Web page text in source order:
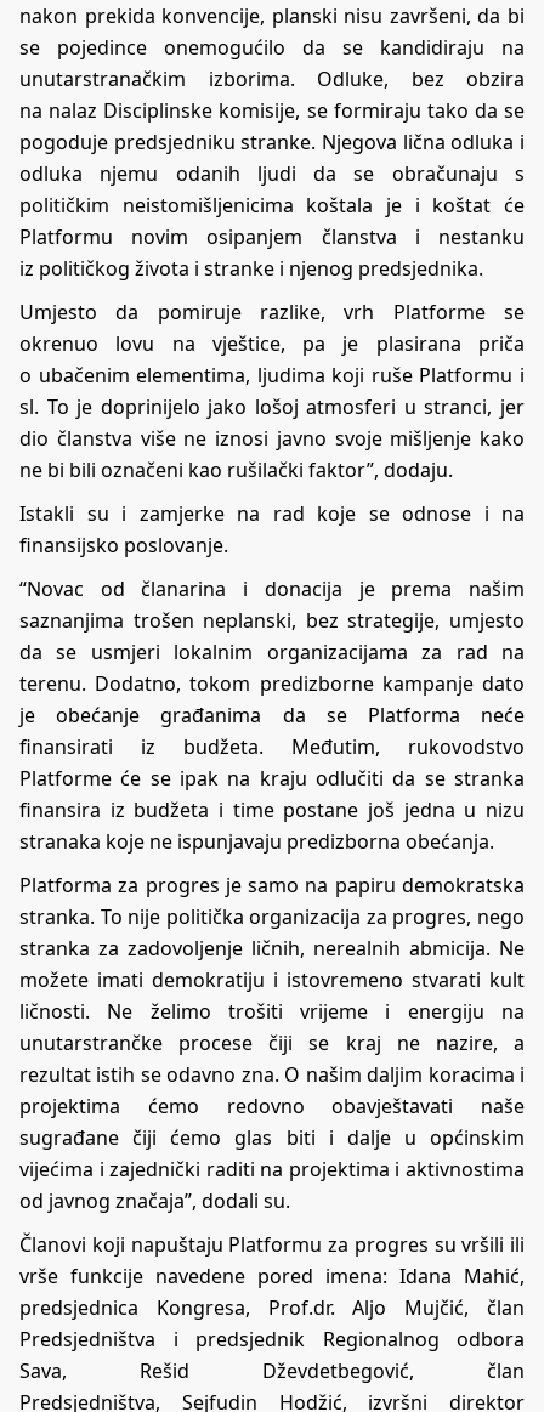
nakon prekida konvencije, planski nisu završeni, da bi
se pojedince onemogućilo da se kandidiraju na
unutarstranačkim izborima. Odluke, bez obzira
na nalaz Disciplinske komisije, se formiraju tako da se
pogoduje predsjedniku stranke. Njegova lična odluka i
odluka njemu odanih ljudi da se obračunaju s
političkim neistomišljenicima koštala je i koštat će
Platformu novim osipanjem članstva i nestanku
iz političkog života i stranke i njenog predsjednika.
Umjesto da pomiruje razlike, vrh Platforme se
okrenuo lovu na vještice, pa je plasirana priča
o ubačenim elementima, ljudima koji ruše Platformu i
sl. To je doprinijelo jako lošoj atmosferi u stranci, jer
dio članstva više ne iznosi javno svoje mišljenje kako
ne bi bili označeni kao rušilački faktor”, dodaju.
Istakli su i zamjerke na rad koje se odnose i na
finansijsko poslovanje.
“Novac od članarina i donacija je prema našim
saznanjima trošen neplanski, bez strategije, umjesto
da se usmjeri lokalnim organizacijama za rad na
terenu. Dodatno, tokom predizborne kampanje dato
je obećanje građanima da se Platforma neće
finansirati iz budžeta. Međutim, rukovodstvo
Platforme će se ipak na kraju odlučiti da se stranka
finansira iz budžeta i time postane još jedna u nizu
stranaka koje ne ispunjavaju predizborna obećanja.
Platforma za progres je samo na papiru demokratska
stranka. To nije politička organizacija za progres, nego
stranka za zadovoljenje ličnih, nerealnih abmicija. Ne
možete imati demokratiju i istovremeno stvarati kult
ličnosti. Ne želimo trošiti vrijeme i energiju na
unutarstrančke procese čiji se kraj ne nazire, a
rezultat istih se odavno zna. O našim daljim koracima i
projektima ćemo redovno obavještavati naše
sugrađane čiji ćemo glas biti i dalje u općinskim
vijećima i zajednički raditi na projektima i aktivnostima
od javnog značaja”, dodali su.
Članovi koji napuštaju Platformu za progres su vršili ili
vrše funkcije navedene pored imena: Idana Mahić,
predsjednica Kongresa, Prof.dr. Aljo Mujčić, član
Predsjedništva i predsjednik Regionalnog odbora
Sava, Rešid Dževdetbegović, član
Predsjedništva, Sejfudin Hodžić, izvršni direktor